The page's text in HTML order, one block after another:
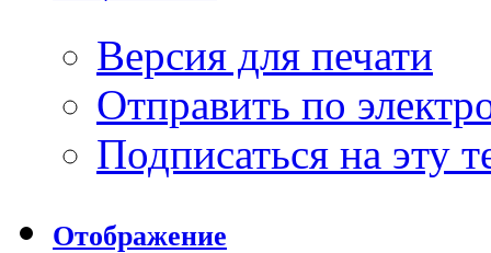
Версия для печати
Отправить по
Подписаться на эту
Отображение